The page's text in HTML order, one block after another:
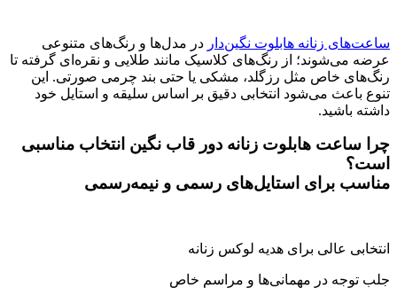
ساعت‌های زنانه هابلوت نگین‌دار در مدل‌ها و رنگ‌های متنوعی
عرضه می‌شوند؛ از رنگ‌های کلاسیک مانند طلایی و نقره‌ای گرفته تا
رنگ‌های خاص مثل رزگلد، مشکی یا حتی بند چرمی صورتی. این
تنوع باعث می‌شود انتخابی دقیق بر اساس سلیقه و استایل خود
داشته باشید.
چرا ساعت هابلوت زنانه دور قاب نگین انتخاب مناسبی
است؟
مناسب برای استایل‌های رسمی و نیمه‌رسمی
انتخابی عالی برای هدیه لوکس زنانه
جلب توجه در مهمانی‌ها و مراسم خاص